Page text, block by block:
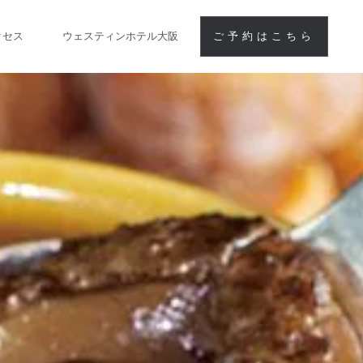
ス ウェスティンホテル大阪 ご予約はこちら